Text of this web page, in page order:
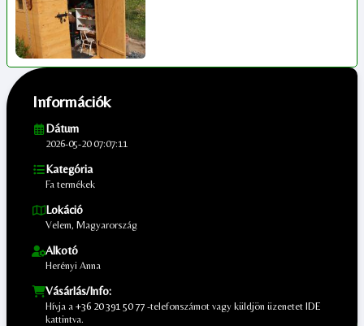
Információk
Dátum
2026-05-20 07:07:11
Kategória
Fa termékek
Lokáció
Velem, Magyarország
Alkotó
Herényi Anna
Vásárlás/Info:
Hívja a +36 20 391 50 77 -telefonszámot vagy küldjön üzenetet IDE
kattintva.